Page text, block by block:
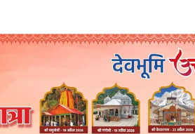
करें जिलाधिकारी – सीईओ